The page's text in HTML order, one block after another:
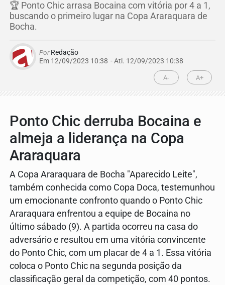
🏆 Ponto Chic arrasa Bocaina com vitória por 4 a 1,
buscando o primeiro lugar na Copa Araraquara de
Bocha.
PorRedação
Em 12/09/2023 10:38 - Atl. 12/09/2023 10:38
A- A+
Ponto Chic derruba Bocaina e
almeja a liderança na Copa
Araraquara
A Copa Araraquara de Bocha "Aparecido Leite",
também conhecida como Copa Doca, testemunhou
um emocionante confronto quando o Ponto Chic
Araraquara enfrentou a equipe de Bocaina no
último sábado (9). A partida ocorreu na casa do
adversário e resultou em uma vitória convincente
do Ponto Chic, com um placar de 4 a 1. Essa vitória
coloca o Ponto Chic na segunda posição da
classificação geral da competição, com 40 pontos.